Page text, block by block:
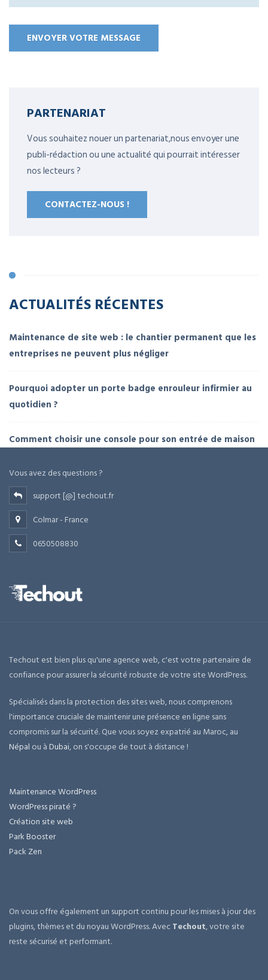
PARTENARIAT
Vous souhaitez nouer un partenariat,nous envoyer une
publi-rédaction ou une actualité qui pourrait intéresser
nos lecteurs ?
CONTACTEZ-NOUS !
ACTUALITÉS RÉCENTES
Maintenance de site web : le chantier permanent que les
entreprises ne peuvent plus négliger
Pourquoi adopter un porte badge enrouleur infirmier au
quotidien ?
Comment choisir une console pour son entrée de maison
Vous avez des questions ?
support [@] techout.fr
Colmar - France
0650508830
Techout est bien plus qu'une agence web, c'est votre partenaire de
confiance pour assurer la sécurité robuste de votre site WordPress.
Spécialisés dans la protection des sites web, nous comprenons
l'importance cruciale de maintenir une présence en ligne sans
compromis sur la sécurité. Que vous soyez expatrié au Maroc, au
Népal ou àDubai, on s'occupe de tout à distance !
Maintenance WordPress
WordPress piraté ?
Création site web
Park Booster
Pack Zen
On vous offre également un support continu pour les mises à jour des
plugins, thèmes et du noyau WordPress. AvecTechout, votre site
reste sécurisé et performant.